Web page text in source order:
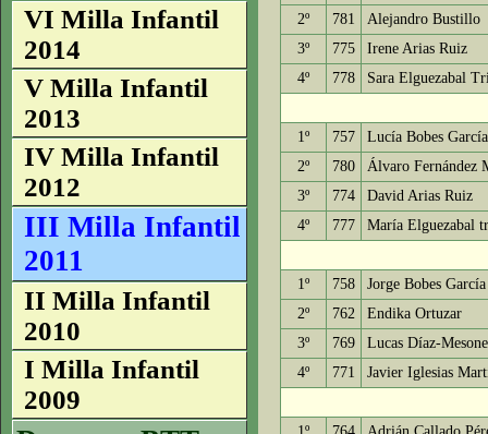
VI Milla Infantil
2014
V Milla Infantil
2013
IV Milla Infantil
2012
III Milla Infantil
2011
II Milla Infantil
2010
I Milla Infantil
2009
2º
781
Alejandro Bustillo
3º
775
Irene Arias Ruiz
4º
778 Sara Elguezabal
1º 757
Lucía Bobes García
2º
780
Álvaro Fernández
3º
774
David Arias Ruiz
4º
777 María Elguezabal
1º 758
Jorge Bobes García
2º
762
Endika Ortuzar
3º
769
Lucas Díaz-
4º
771 Javier Iglesias